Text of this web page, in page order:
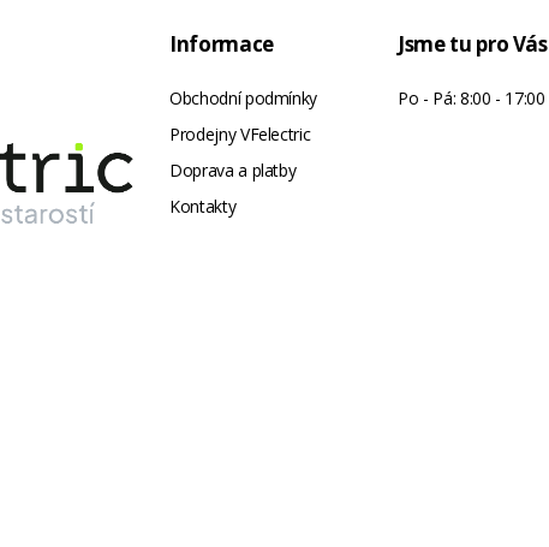
Informace
Obchodní podmínky
Prodejny VFelectric
Doprava a platby
Kontakty
Jsme tu pro Vás
Po - Pá: 8:00 - 17:00